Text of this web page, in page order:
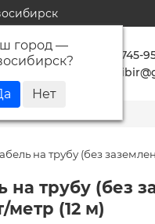
город —
?
+7 923 745-
на трубу (без
на трубу (без
метр (12 м)